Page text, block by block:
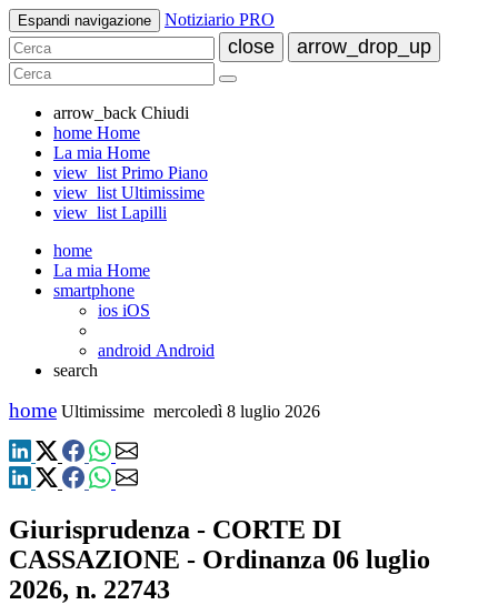
Espandi navigazione Notiziario PRO
close arrow_drop_up
arrow_back Chiudi
home Home
La mia Home
view_list Primo Piano
view_list Ultimissime
view_list Lapilli
home
La mia Home
smartphone
ios iOS
android Android
search
home Ultimissime mercoledì 8 luglio 2026
Giurisprudenza - CORTE DI
CASSAZIONE - Ordinanza 06 luglio
2026, n. 22743